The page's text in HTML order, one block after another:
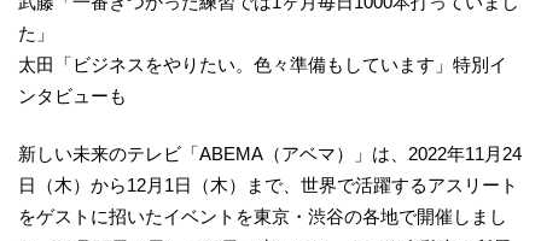
た」
太田「ビジネスをやりたい。色々準備もしています」特別イ
ンタビューも
新しい未来のテレビ「ABEMA（アベマ）」は、2022年11月24
日（木）から12月1日（木）まで、世界で活躍するアスリート
をゲストに招いたイベントを東京・渋谷の各地で開催しまし